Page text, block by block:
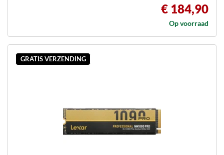
€ 184,90
Op voorraad
GRATIS VERZENDING